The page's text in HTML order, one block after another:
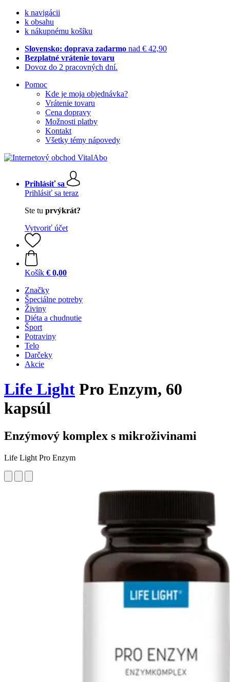
k navigácii
k obsahu
k nákupnému košíku
Slovensko: doprava zadarmo nad € 42,90
Bezplatné vrátenie tovaru
Dovoz do 2 pracovných dní.
Pomoc
Kde je moja objednávka?
Vrátenie tovaru
Cena dopravy
Možnosti platby
Kontakt
Všetky témy nápovedy
Prihlásiť sa
Prihlásiť sa teraz
Ste tu prvýkrát?
Vytvoriť účet
Košík € 0,00
Značky
Špeciálne potreby
Živiny
Diéta a chudnutie
Šport
Potraviny
Telo
Darčeky
Akcie
Life Light Pro Enzym, 60
kapsúl
Enzýmový komplex s mikroživinami
Life Light Pro Enzym